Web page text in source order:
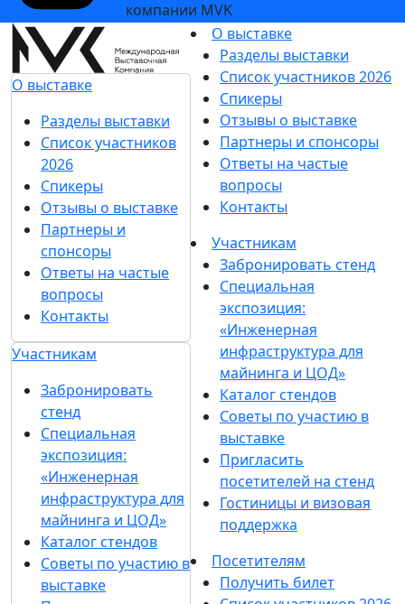
компании MVK
О выставке
Разделы выставки
Список участников
2026
Спикеры
Отзывы о выставке
Партнеры и
спонсоры
Ответы на частые
вопросы
Контакты
Участникам
Забронировать
стенд
Специальная
экспозиция:
«Инженерная
инфраструктура для
майнинга и ЦОД»
Каталог стендов
Советы по участию в
выставке
О выставке
Разделы выставки
Список участников 2026
Спикеры
Отзывы о выставке
Партнеры и спонсоры
Ответы на частые
вопросы
Контакты
Участникам
Забронировать стенд
Специальная
экспозиция:
«Инженерная
инфраструктура для
майнинга и ЦОД»
Каталог стендов
Советы по участию в
выставке
Пригласить
посетителей на стенд
Гостиницы и визовая
поддержка
Посетителям
Получить билет